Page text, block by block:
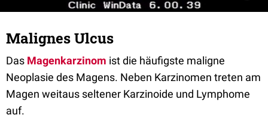
Malignes Ulcus
Das Magenkarzinom ist die häufigste maligne
Neoplasie des Magens. Neben Karzinomen treten am
Magen weitaus seltener Karzinoide und Lymphome
auf.